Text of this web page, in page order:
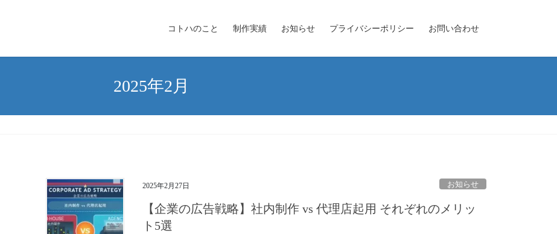
コトハのこと 制作実績 お知らせ プライバシーポリシー お問い合わせ
2025年2月
2025年2月27日 お知らせ
【企業の広告戦略】社内制作 vs 代理店起用 それぞれのメリッ
ト5選